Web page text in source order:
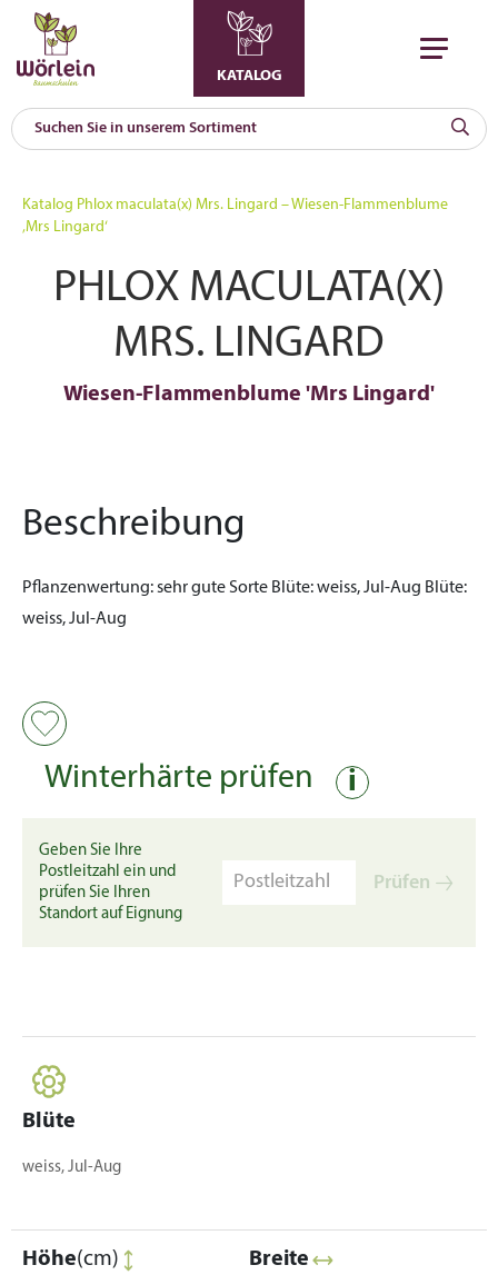
KATALOG
Katalog Phlox maculata(x) Mrs. Lingard – Wiesen-Flammenblume
‚Mrs Lingard‘
PHLOX MACULATA(X)
MRS. LINGARD
Wiesen-Flammenblume 'Mrs Lingard'
Beschreibung
Pflanzenwertung:sehr gute Sorte Blüte:weiss, Jul-Aug Blüte:
weiss, Jul-Aug
Winterhärte prüfen i
Geben Sie Ihre
Postleitzahl ein und
prüfen Sie Ihren
Standort auf Eignung
Prüfen
Blüte
weiss, Jul-Aug
Höhe(cm) Breite